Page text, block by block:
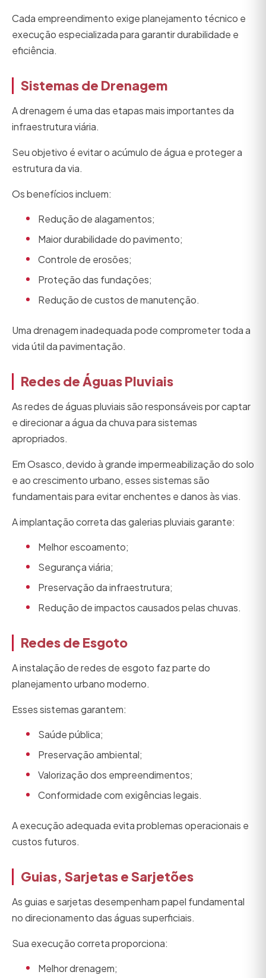
Cada empreendimento exige planejamento técnico e
execução especializada para garantir durabilidade e
eficiência.
Sistemas de Drenagem
A drenagem é uma das etapas mais importantes da
infraestrutura viária.
Seu objetivo é evitar o acúmulo de água e proteger a
estrutura da via.
Os benefícios incluem:
Redução de alagamentos;
Maior durabilidade do pavimento;
Controle de erosões;
Proteção das fundações;
Redução de custos de manutenção.
Uma drenagem inadequada pode comprometer toda a
vida útil da pavimentação.
Redes de Águas Pluviais
As redes de águas pluviais são responsáveis por captar
e direcionar a água da chuva para sistemas
apropriados.
Em Osasco, devido à grande impermeabilização do solo
e ao crescimento urbano, esses sistemas são
fundamentais para evitar enchentes e danos às vias.
A implantação correta das galerias pluviais garante:
Melhor escoamento;
Segurança viária;
Preservação da infraestrutura;
Redução de impactos causados pelas chuvas.
Redes de Esgoto
A instalação de redes de esgoto faz parte do
planejamento urbano moderno.
Esses sistemas garantem:
Saúde pública;
Preservação ambiental;
Valorização dos empreendimentos;
Conformidade com exigências legais.
A execução adequada evita problemas operacionais e
custos futuros.
Guias, Sarjetas e Sarjetões
As guias e sarjetas desempenham papel fundamental
no direcionamento das águas superficiais.
Sua execução correta proporciona:
Melhor drenagem;